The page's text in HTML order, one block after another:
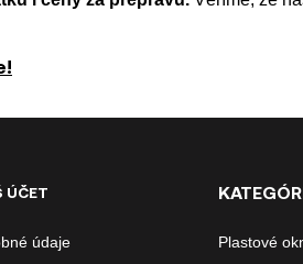
ÚČET
údaje Plastové